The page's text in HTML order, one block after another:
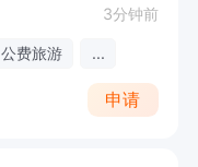
3分钟前
公费旅游 ...
申请